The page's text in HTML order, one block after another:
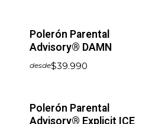
Polerón Parental
Advisory® DAMN
desde$39.990
Polerón Parental
Advisory® Explicit ICE